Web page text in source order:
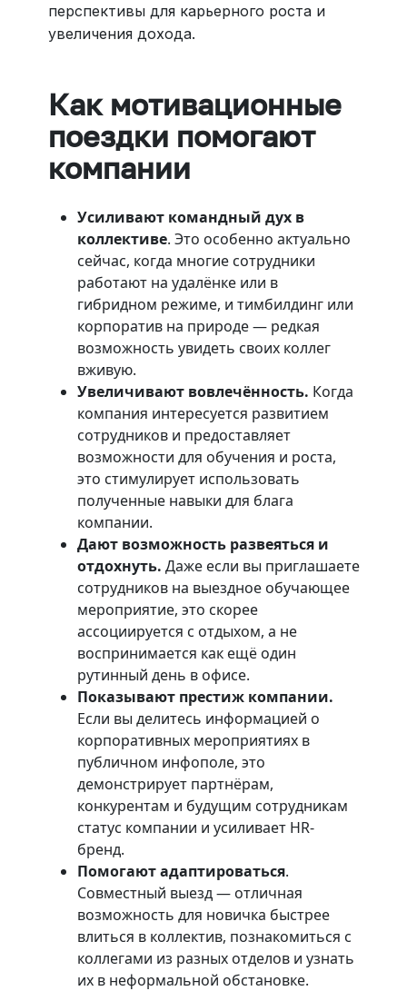
перспективы для карьерного роста и
увеличения дохода.
Как мотивационные
поездки помогают
компании
Усиливают командный дух в
коллективе. Это особенно актуально
сейчас, когда многие сотрудники
работают на удалёнке или в
гибридном режиме, и тимбилдинг или
корпоратив на природе — редкая
возможность увидеть своих коллег
вживую.
Увеличивают вовлечённость. Когда
компания интересуется развитием
сотрудников и предоставляет
возможности для обучения и роста,
это стимулирует использовать
полученные навыки для блага
компании.
Дают возможность развеяться и
отдохнуть. Даже если вы приглашаете
сотрудников на выездное обучающее
мероприятие, это скорее
ассоциируется с отдыхом, а не
воспринимается как ещё один
рутинный день в офисе.
Показывают престиж компании.
Если вы делитесь информацией о
корпоративных мероприятиях в
публичном инфополе, это
демонстрирует партнёрам,
конкурентам и будущим сотрудникам
статус компании и усиливает HR-
бренд.
Помогают адаптироваться.
Совместный выезд — отличная
возможность для новичка быстрее
влиться в коллектив, познакомиться с
коллегами из разных отделов и узнать
их в неформальной обстановке.